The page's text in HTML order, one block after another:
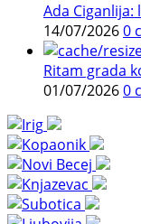
Ada Ciganlija:
14/07/20260
Ritam grada
01/07/20260